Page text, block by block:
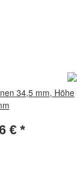
34,5 mm, Höhe
€ *